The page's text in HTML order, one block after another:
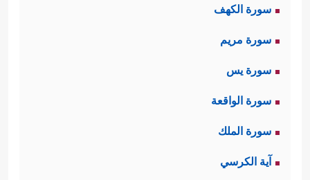
سورة الكهف
سورة مريم
سورة يس
سورة الواقعة
سورة الملك
آية الكرسي